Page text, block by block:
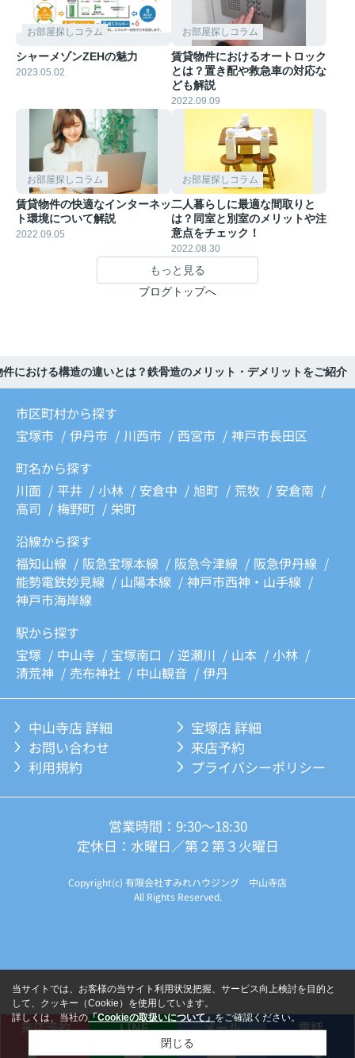
お部屋探しコラム
シャーメゾンZEHの魅力
2023.05.02
お部屋探しコラム
賃貸物件におけるオートロック
とは？置き配や救急車の対応な
ども解説
2022.09.09
お部屋探しコラム
賃貸物件の快適なインターネッ
ト環境について解説
2022.09.05
お部屋探しコラム
二人暮らしに最適な間取りと
は？同室と別室のメリットや注
意点をチェック！
2022.08.30
もっと見る
ブログトップへ
件における構造の違いとは？鉄骨造のメリット・デメリットをご紹介
市区町村から探す
宝塚市
伊丹市 川西市 西宮市
神戸市長田区
町名から探す
川面
平井 小林 安倉中 旭町 荒牧
安倉南
高司
梅野町
栄町
沿線から探す
福知山線
阪急宝塚本線 阪急今津線
阪急伊丹線
能勢電鉄妙見線
山陽本線
神戸市西神・山手線
神戸市海岸線
駅から探す
宝塚
中山寺 宝塚南口 逆瀬川 山本
小林
清荒神
売布神社 中山観音 伊丹
中山寺店 詳細
宝塚店 詳細
お問い合わせ
来店予約
利用規約
プライバシーポリシー
営業時間：9:30～18:30
定休日：水曜日／第２第３火曜日
Copyright(c) 有限会社すみれハウジング 中山寺店
All Rights Reserved.
当サイトでは、お客様の当サイト利用状況把握、サービス向上検討を目的と
して、クッキー（Cookie）を使用しています。
詳しくは、当社の「Cookieの取扱いについて」をご確認ください。
閉じる